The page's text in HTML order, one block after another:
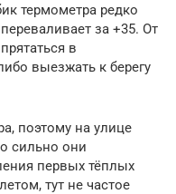
термометра редко
за +35. От
в
выезжать к берегу
поэтому на улице
сильно они
первых тёплых
тут не частое